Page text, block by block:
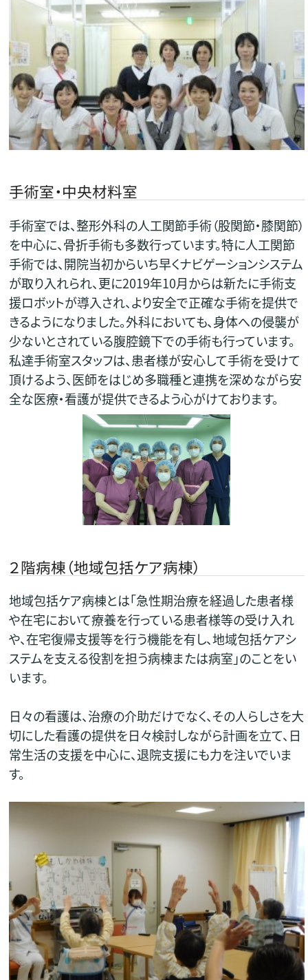
手術室・中央材料室
手術室では、整形外科の人工関節手術（股関節・膝関節）
を中心に、骨折手術も多数行っています。特に人工関節
手術では、開院当初からいち早くナビゲーションシステム
が取り入れられ、更に2019年10月からは新たに手術支
援ロボットが導入され、より安全で正確な手術を提供で
きるようになりました。外科においても、身体への侵襲が
少ないとされている腹腔鏡下での手術も行っています。
私達手術室スタッフは、患者様が安心して手術を受けて
頂けるよう、医師をはじめ多職種と連携を深めながら安
全な医療・看護が提供できるよう心がけております。
２階病棟（地域包括ケア病棟）
地域包括ケア病棟とは「急性期治療を経過した患者様
や在宅において療養を行っている患者様等の受け入れ
や、在宅復帰支援等を行う機能を有し、地域包括ケアシ
ステムを支える役割を担う病棟または病室」のことをい
います。
日々の看護は、治療の介助だけでなく、その人らしさを大
切にした看護の提供を日々検討しながら計画を立て、日
常生活の支援を中心に、退院支援にも力を注いでいま
す。